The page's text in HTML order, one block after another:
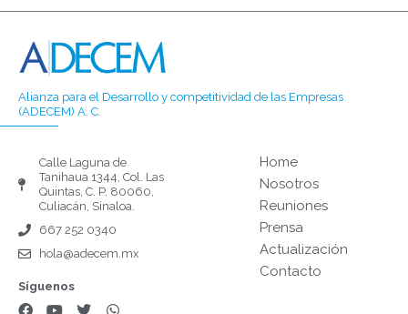
Alianza para el Desarrollo y competitividad de las Empresas
(ADECEM) A. C.
Calle Laguna de
Tanihaua 1344, Col. Las
Quintas, C. P. 80060,
Culiacán, Sinaloa.
667 252 0340
hola@adecem.mx
Síguenos
F Y T W
Home
Nosotros
Reuniones
Prensa
Actualización
Contacto